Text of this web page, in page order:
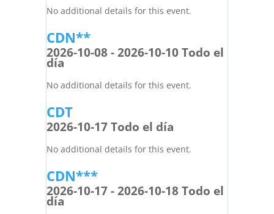
No additional details for this event.
CDN**
2026-10-08 - 2026-10-10 Todo el
día
No additional details for this event.
CDT
2026-10-17 Todo el día
No additional details for this event.
CDN***
2026-10-17 - 2026-10-18 Todo el
día